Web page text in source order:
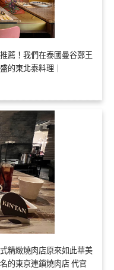
薦！我們在泰國曼谷鄭王
的東北泰料理｜
精緻燒肉店原來如此華美
的東京連鎖燒肉店 代官